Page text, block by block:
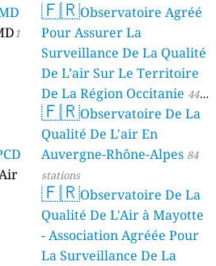
1
🇫🇷Observatoire Agréé
Pour Assurer La
Surveillance De La Qualité
De L’air Sur Le Territoire
De La Région Occitanie 44
stations
🇫🇷Observatoire De La
Qualité De L'air En
Auvergne-Rhône-Alpes 84
stations
🇫🇷Observatoire De La
Qualité De L'Air à Mayotte
- Association Agréée Pour
La Surveillance De La